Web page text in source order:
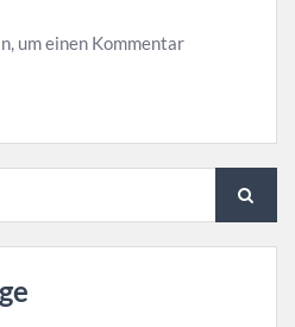
um einen Kommentar